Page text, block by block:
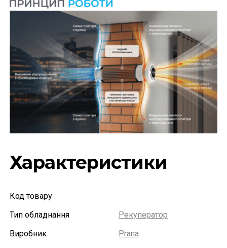
Характеристики
Код товару
Тип обладнання
Рекуператор
Виробник
Prana